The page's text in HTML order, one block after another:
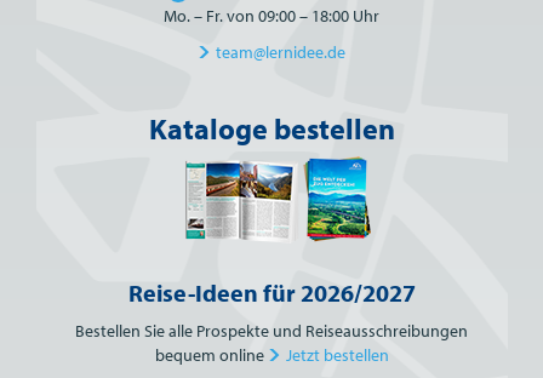
Mo. – Fr. von 09:00 – 18:00 Uhr
team@lernidee.de
Kataloge bestellen
Reise-Ideen für 2026/2027
Bestellen Sie alle Prospekte und Reiseausschreibungen
bequem online
Jetzt bestellen